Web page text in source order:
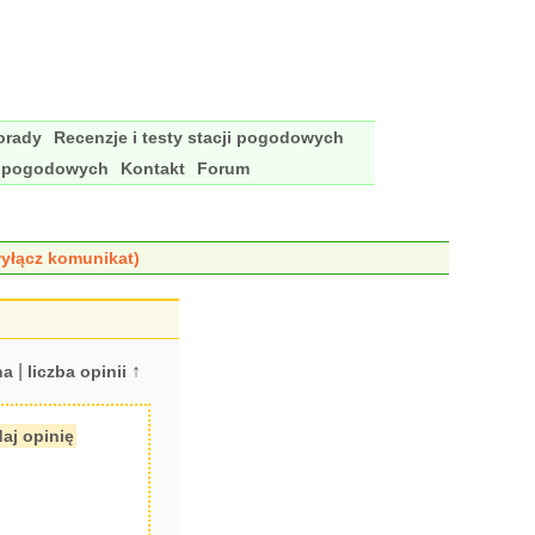
Recenzje i testy stacji pogodowych
Kontakt Forum
komunikat)
| liczba opinii ↑
opinię